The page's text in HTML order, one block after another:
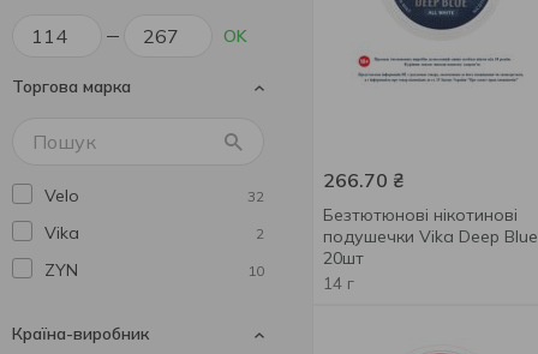
OK
Торгова марка
Velo 32
Vika 2
ZYN 10
Країна-виробник
266.70 ₴
Безтютюнові нікотинові
подушечки Vika Deep Blue
20шт
14 г